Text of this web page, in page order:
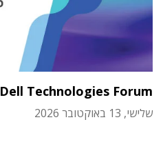
Dell Technologies Forum
שלישי, 13 באוקטובר 2026